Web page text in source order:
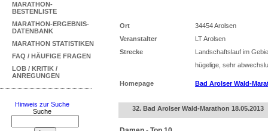
MARATHON-
BESTENLISTE
MARATHON-ERGEBNIS-
DATENBANK
MARATHON STATISTIKEN
FAQ / HÄUFIGE FRAGEN
LOB / KRITIK /
ANREGUNGEN
Hinweis zur Suche
Suche
Ort
34454 Arolsen
Veranstalter
LT Arolsen
Strecke
Landschaftslauf im
hügelige, sehr
Homepage Bad Arolser Wald-
32. Bad Arolser Wald-Marathon 18.05.2013